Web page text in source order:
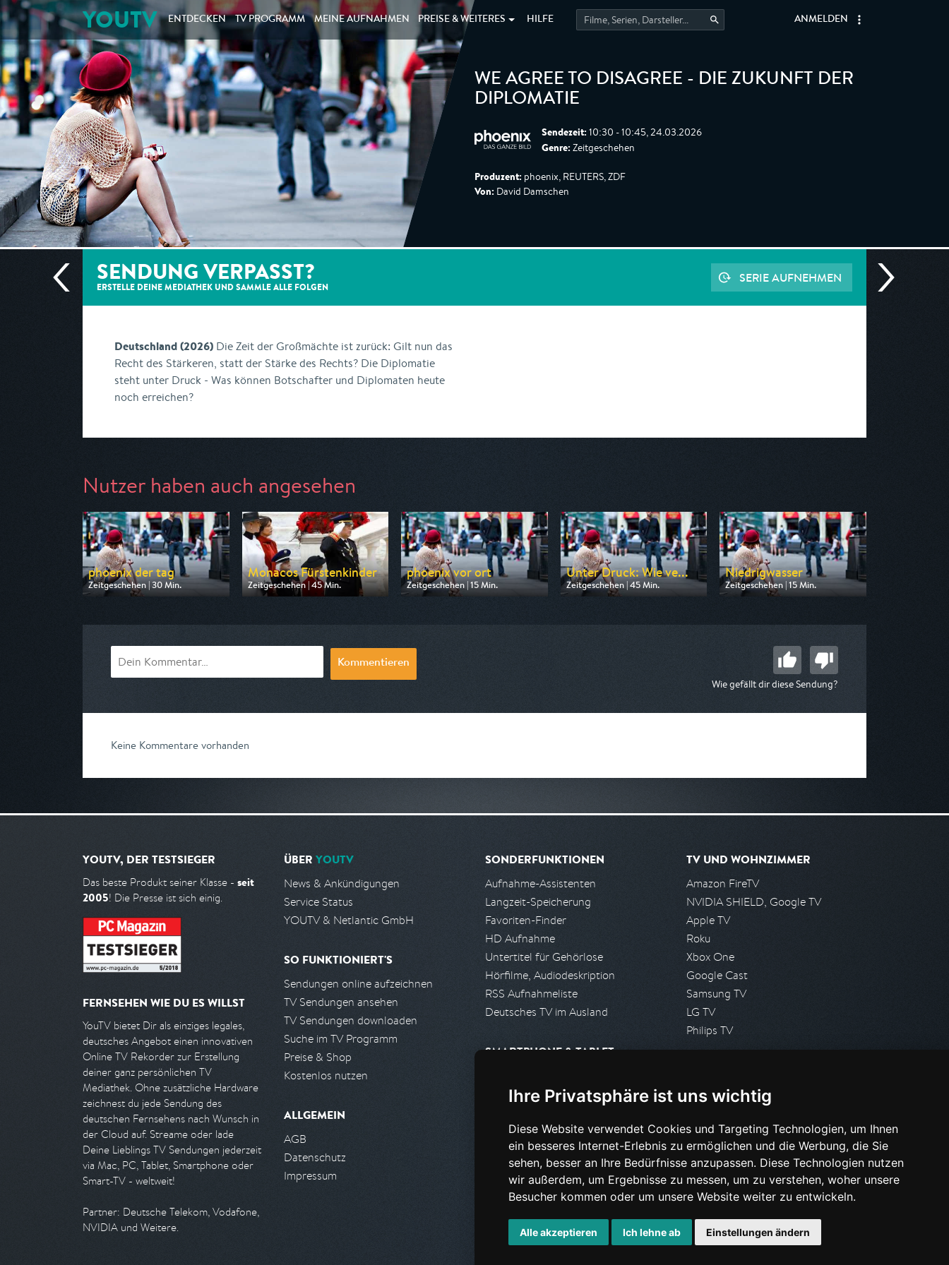
Ihre Privatsphäre ist uns wichtig
Diese Website verwendet Cookies und Targeting Technologien, um Ihnen
ein besseres Internet-Erlebnis zu ermöglichen und die Werbung, die Sie
sehen, besser an Ihre Bedürfnisse anzupassen. Diese Technologien nutzen
wir außerdem, um Ergebnisse zu messen, um zu verstehen, woher unsere
Besucher kommen oder um unsere Website weiter zu entwickeln.
Alle akzeptieren Ich lehne ab Einstellungen ändern
YOUTV ENTDECKEN TV PROGRAMM MEINEAUFNAHMEN PREISE & WEITERES HILFE ANMELDEN
WE AGREE TO DISAGREE - DIE ZUKUNFT DER
DIPLOMATIE
Sendezeit: 10:30 - 10:45, 24.03.2026
Genre: Zeitgeschehen
Produzent: phoenix, REUTERS, ZDF
Von: David Damschen
SENDUNG VERPASST?
ERSTELLE DEINE MEDIATHEK UND SAMMLE ALLE FOLGEN
SERIE AUFNEHMEN
Deutschland (2026) Die Zeit der Großmächte ist zurück: Gilt nun das
Recht des Stärkeren, statt der Stärke des Rechts? Die Diplomatie
steht unter Druck - Was können Botschafter und Diplomaten heute
noch erreichen?
Nutzer haben auch angesehen
phoenix der tag
Zeitgeschehen | 30 Min.
Ausgestrahlt von Phoenix
Monacos Fürstenkinder
Zeitgeschehen | 45 Min.
Ausgestrahlt von Phoenix
phoenix vor ort
Zeitgeschehen | 15 Min.
Ausgestrahlt von Phoenix
Unter Druck: Wie ve...
Zeitgeschehen | 45 Min.
Ausgestrahlt von Phoenix
Niedrigwasser
Zeitgeschehen | 15 Min.
Ausgestrahlt von Phoenix
Kommentieren
Wie gefällt dir diese Sendung?
Keine Kommentare vorhanden
YOUTV, DER TESTSIEGER
Das beste Produkt seiner Klasse - seit
2005! Die Presse ist sich einig.
FERNSEHEN WIE DU ES WILLST
YouTV bietet Dir als einziges legales,
deutsches Angebot einen innovativen
Online TV Rekorder zur Erstellung
deiner ganz persönlichen TV
Mediathek. Ohne zusätzliche Hardware
zeichnest du jede Sendung des
deutschen Fernsehens nach Wunsch in
der Cloud auf. Streame oder lade
Deine Lieblings TV Sendungen jederzeit
via Mac, PC, Tablet, Smartphone oder
Smart-TV - weltweit!
Partner: Deutsche Telekom, Vodafone,
NVIDIA und Weitere.
ÜBER YOUTV
News & Ankündigungen
Service Status
YOUTV & Netlantic GmbH
SO FUNKTIONIERT'S
Sendungen online aufzeichnen
TV Sendungen ansehen
TV Sendungen downloaden
Suche im TV Programm
Preise & Shop
Kostenlos nutzen
ALLGEMEIN
AGB
Datenschutz
Impressum
SONDERFUNKTIONEN
Aufnahme-Assistenten
Langzeit-Speicherung
Favoriten-Finder
HD Aufnahme
Untertitel für Gehörlose
Hörfilme, Audiodeskription
RSS Aufnahmeliste
Deutsches TV im Ausland
SMARTPHONE & TABLET
Android App
PARTNER
Partnerliste
Partner werden
TV UND WOHNZIMMER
Amazon FireTV
NVIDIA SHIELD, Google TV
Apple TV
Roku
Xbox One
Google Cast
Samsung TV
LG TV
Philips TV
Presseanfrage stellen
HILFE & SUPPORT
Häufig gestellte Fragen
Anfrage stellen